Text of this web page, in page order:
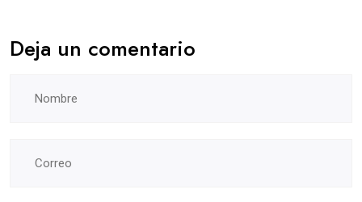
Deja un comentario